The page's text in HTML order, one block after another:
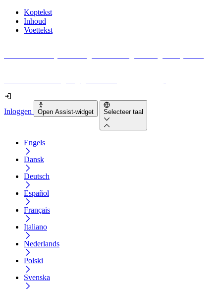
Koptekst
Inhoud
Voettekst
Inloggen Open Assist-widget Selecteer taal
Engels
Dansk
Deutsch
Español
Français
Italiano
Nederlands
Polski
Svenska